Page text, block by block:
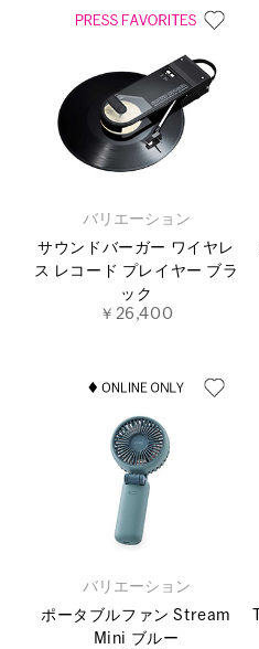
バリエーション
サウンドバーガー ワイヤレ
ス レコード プレイヤー ブラ
ック
￥26,400
バリエーション
ポータブルファン Stream
Mini ブルー